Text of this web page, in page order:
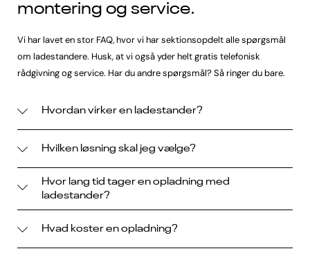
montering og service.
Vi har lavet en stor FAQ, hvor vi har sektionsopdelt alle spørgsmål
om ladestandere. Husk, at vi også yder helt gratis telefonisk
rådgivning og service. Har du andre spørgsmål? Så ringer du bare.
Hvordan virker en ladestander?
Hvilken løsning skal jeg vælge?
Hvor lang tid tager en opladning med
ladestander?
Hvad koster en opladning?